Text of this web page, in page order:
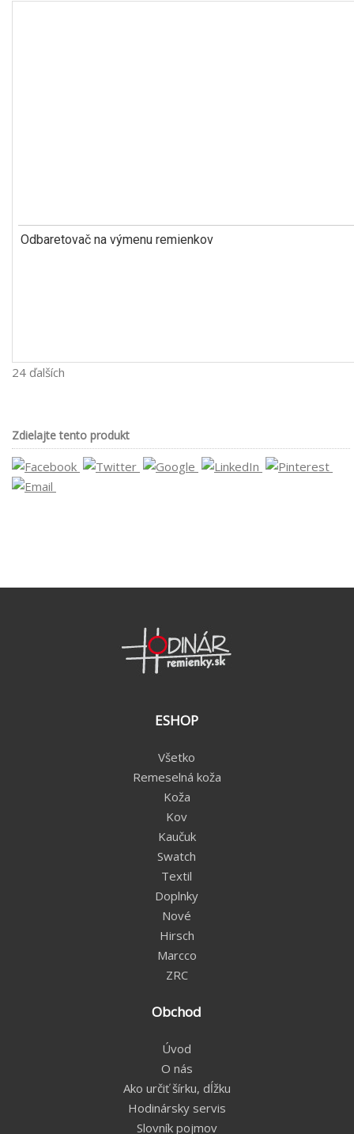
Odbaretovač na výmenu remienkov
24 ďalších
Zdielajte tento produkt
ESHOP
Všetko
Remeselná koža
Koža
Kov
Kaučuk
Swatch
Textil
Doplnky
Nové
Hirsch
Marcco
ZRC
Obchod
Úvod
O nás
Ako určiť šírku, dĺžku
Hodinársky servis
Slovník pojmov